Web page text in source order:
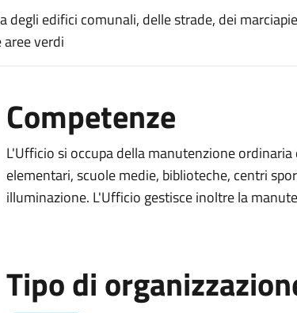
edifici comunali, delle strade, dei
verdi
Competenze
L'Ufficio si occupa della manutenzione
elementari, scuole medie, biblioteche, centri
illuminazione. L'Ufficio gestisce inoltre la
Tipo di